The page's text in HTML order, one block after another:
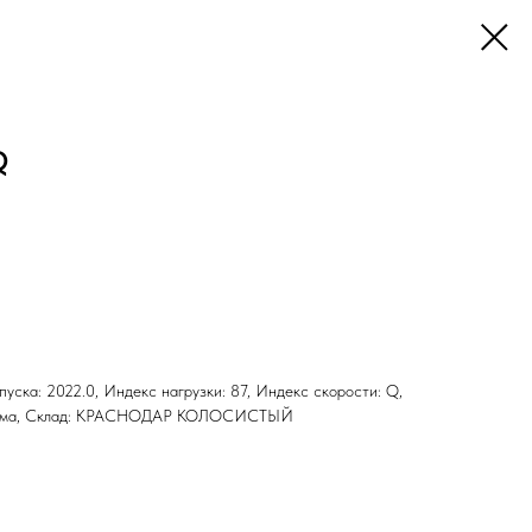
2022.0, Индекс нагрузки: 87, Индекс скорости: Q,
Склад: КРАСНОДАР КОЛОСИСТЫЙ